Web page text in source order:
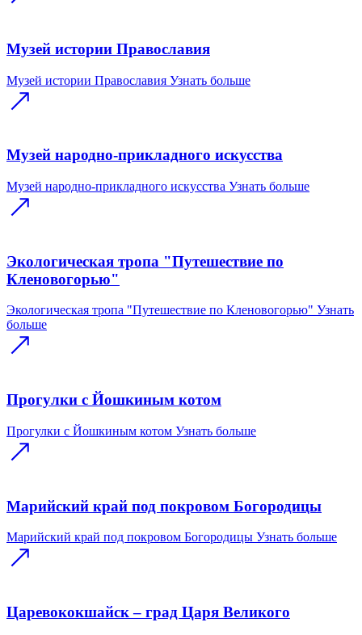
Музей истории Православия
Музей истории Православия Узнать больше
Музей народно-прикладного искусства
Музей народно-прикладного искусства Узнать больше
Экологическая тропа "Путешествие по
Кленовогорью"
Экологическая тропа "Путешествие по Кленовогорью" Узнать
больше
Прогулки с Йошкиным котом
Прогулки с Йошкиным котом Узнать больше
Марийский край под покровом Богородицы
Марийский край под покровом Богородицы Узнать больше
Царевококшайск – град Царя Великого